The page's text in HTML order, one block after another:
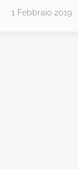
1 Febbraio 2019